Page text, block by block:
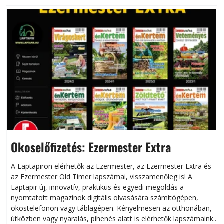
Okoselőfizetés: Ezermester Extra
A Laptapiron elérhetők az Ezermester, az Ezermester Extra és
az Ezermester Old Timer lapszámai, visszamenőleg is! A
Laptapir új, innovatív, praktikus és egyedi megoldás a
nyomtatott magazinok digitális olvasására számítógépen,
okostelefonon vagy táblagépen. Kényelmesen az otthonában,
útközben vagy nyaralás, pihenés alatt is elérhetők lapszámaink.